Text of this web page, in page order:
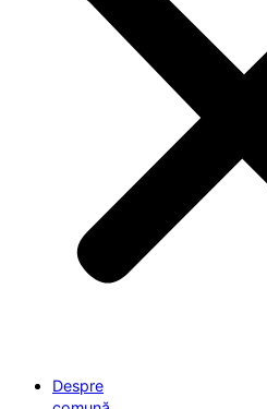
Despre